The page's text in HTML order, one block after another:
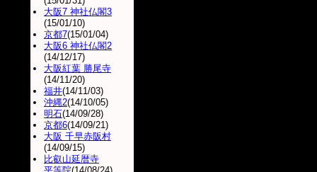
大阪7 神社仏閣3
(15/01/10)
京都7(15/01/04)
大阪6 神社仏閣2
(14/12/17)
大阪紅葉 勝尾寺
(14/11/20)
福井(14/11/03)
沖縄2(14/10/05)
明石(14/09/28)
京都6(14/09/21)
大阪 千早赤阪村
(14/09/15)
比叡山延暦寺